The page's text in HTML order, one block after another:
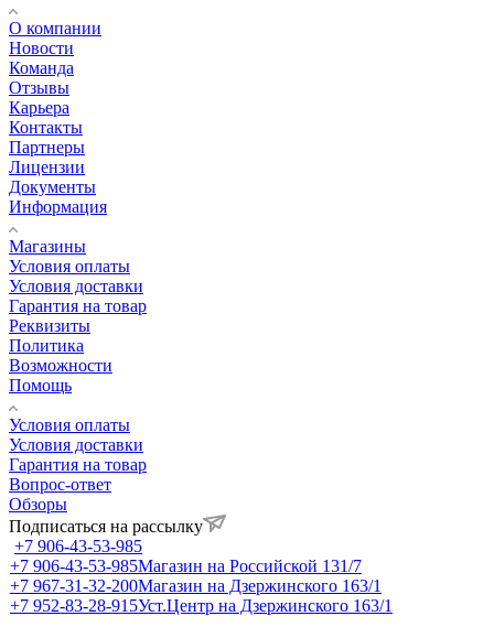
О компании
Новости
Команда
Отзывы
Карьера
Контакты
Партнеры
Лицензии
Документы
Информация
Магазины
Условия оплаты
Условия доставки
Гарантия на товар
Реквизиты
Политика
Возможности
Помощь
Условия оплаты
Условия доставки
Гарантия на товар
Вопрос-ответ
Обзоры
Подписаться на рассылку
+7 906-43-53-985
+7 906-43-53-985Магазин на Российской 131/7
+7 967-31-32-200Магазин на Дзержинского 163/1
+7 952-83-28-915Уст.Центр на Дзержинского 163/1